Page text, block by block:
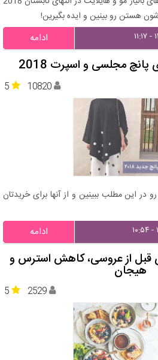
هستن رو بینین و ایده بگیرین!
ادامه
مجلسی و اسپرت 2018
5 10820
در این مطلب ببینین و از آنها برای خریدتان
ادامه
قبل از عروسی، کاهش استرس و
هیجان
5 2529